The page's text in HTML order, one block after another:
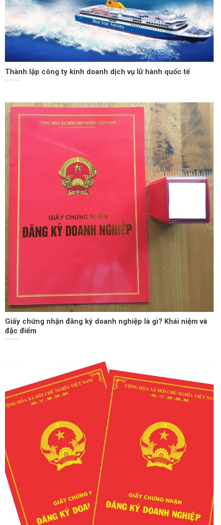
Thành lập công ty kinh doanh dịch vụ lữ hành quốc tế
Giấy chứng nhận đăng ký doanh nghiệp là gì? Khái niệm và
đặc điểm